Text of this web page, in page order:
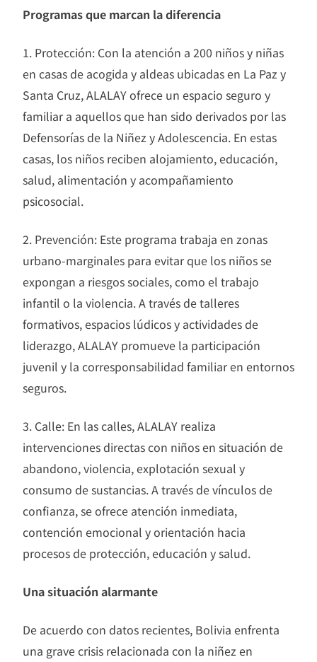
Programas que marcan la diferencia
1. Protección: Con la atención a 200 niños y niñas
en casas de acogida y aldeas ubicadas en La Paz y
Santa Cruz, ALALAY ofrece un espacio seguro y
familiar a aquellos que han sido derivados por las
Defensorías de la Niñez y Adolescencia. En estas
casas, los niños reciben alojamiento, educación,
salud, alimentación y acompañamiento
psicosocial.
2. Prevención: Este programa trabaja en zonas
urbano-marginales para evitar que los niños se
expongan a riesgos sociales, como el trabajo
infantil o la violencia. A través de talleres
formativos, espacios lúdicos y actividades de
liderazgo, ALALAY promueve la participación
juvenil y la corresponsabilidad familiar en entornos
seguros.
3. Calle: En las calles, ALALAY realiza
intervenciones directas con niños en situación de
abandono, violencia, explotación sexual y
consumo de sustancias. A través de vínculos de
confianza, se ofrece atención inmediata,
contención emocional y orientación hacia
procesos de protección, educación y salud.
Una situación alarmante
De acuerdo con datos recientes, Bolivia enfrenta
una grave crisis relacionada con la niñez en